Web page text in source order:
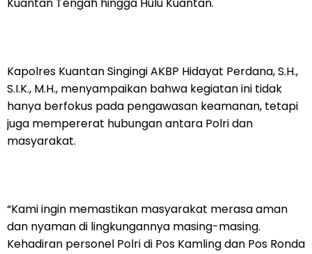
Kapolres Kuantan Singingi AKBP Hidayat Perdana, S.H.,
S.I.K., M.H., menyampaikan bahwa kegiatan ini tidak
hanya berfokus pada pengawasan keamanan, tetapi
juga mempererat hubungan antara Polri dan
masyarakat.
“Kami ingin memastikan masyarakat merasa aman
dan nyaman di lingkungannya masing-masing.
Kehadiran personel Polri di Pos Kamling dan Pos Ronda